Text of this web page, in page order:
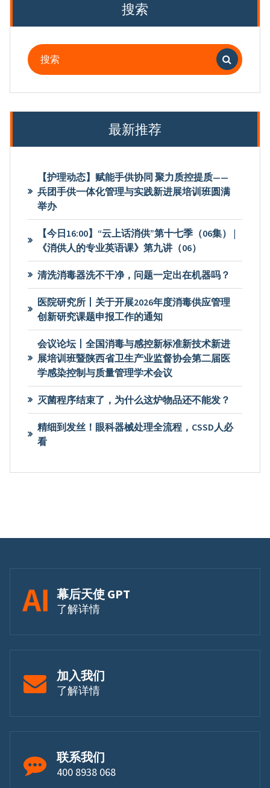
搜索
搜
索：
最新推荐
【护理动态】赋能手供协同 聚力质控提质——
兵团手供一体化管理与实践新进展培训班圆满
举办
【今日16:00】“云上话消供”第十七季（06集） |
《消供人的专业英语课》第九讲（06）
清洗消毒器洗不干净，问题一定出在机器吗？
医院研究所丨关于开展2026年度消毒供应管理
创新研究课题申报工作的通知
会议论坛丨全国消毒与感控新标准新技术新进
展培训班暨陕西省卫生产业监督协会第二届医
学感染控制与质量管理学术会议
灭菌程序结束了，为什么这炉物品还不能发？
精细到发丝！眼科器械处理全流程，CSSD人必
看
幕后天使 GPT
了解详情
加入我们
了解详情
联系我们
400 8938 068